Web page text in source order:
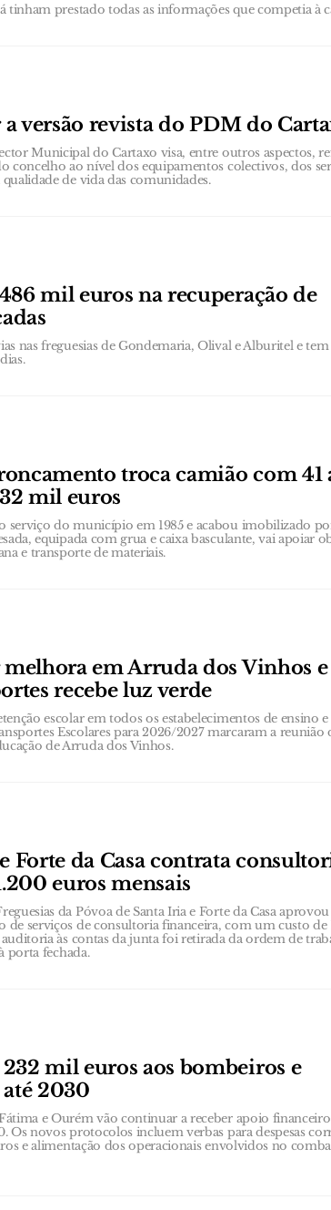
tinham prestado todas as informações que competia à
a versão revista do PDM do
Municipal do Cartaxo visa, entre outros aspectos,
concelho ao nível dos equipamentos colectivos, dos
de vida das comunidades.
mil euros na recuperação de
nas freguesias de Gondemaria, Olival e Alburitel e
troca camião com 41
mil euros
serviço do município em 1985 e acabou imobilizado
equipada com grua e caixa basculante, vai apoiar
e transporte de materiais.
melhora em Arruda dos Vinhos e
recebe luz verde
escolar em todos os estabelecimentos de ensino e
Escolares para 2026/2027 marcaram a reunião
de Arruda dos Vinhos.
Forte da Casa contrata
euros mensais
da Póvoa de Santa Iria e Forte da Casa
de serviços de consultoria financeira, com um custo de
auditoria às contas da junta foi retirada da ordem de
porta fechada.
mil euros aos bombeiros e
2030
e Ourém vão continuar a receber apoio financeiro
Os novos protocolos incluem verbas para despesas
e alimentação dos operacionais envolvidos no